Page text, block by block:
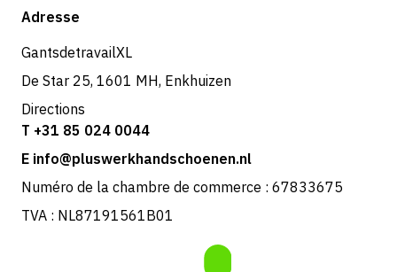
Retours et service
Boutique
Adresse
GantsdetravailXL
De Star 25, 1601 MH, Enkhuizen
Directions
T +31 85 024 0044
E info@pluswerkhandschoenen.nl
Numéro de la chambre de commerce : 67833675
TVA : NL87191561B01